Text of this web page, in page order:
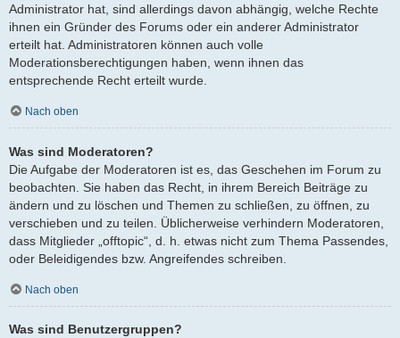
Administrator hat, sind allerdings davon abhängig, welche Rechte
ihnen ein Gründer des Forums oder ein anderer Administrator
erteilt hat. Administratoren können auch volle
Moderationsberechtigungen haben, wenn ihnen das
entsprechende Recht erteilt wurde.
Nach oben
Was sind Moderatoren?
Die Aufgabe der Moderatoren ist es, das Geschehen im Forum zu
beobachten. Sie haben das Recht, in ihrem Bereich Beiträge zu
ändern und zu löschen und Themen zu schließen, zu öffnen, zu
verschieben und zu teilen. Üblicherweise verhindern Moderatoren,
dass Mitglieder „offtopic“, d. h. etwas nicht zum Thema Passendes,
oder Beleidigendes bzw. Angreifendes schreiben.
Nach oben
Was sind Benutzergruppen?